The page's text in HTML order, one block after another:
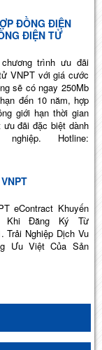
ĐỒNG ĐIỆN
ĐIỆN TỬ
trình ưu đãi
VNPT với giá cước
sẽ có ngay 250Mb
đến 10 năm, hợp
giới hạn thời gian
đãi đặc biệt dành
Hotline:
eContract Khuyến
Khi Đăng Ký Từ
Trải Nghiệp Dịch Vu
Ưu Việt Của Sản